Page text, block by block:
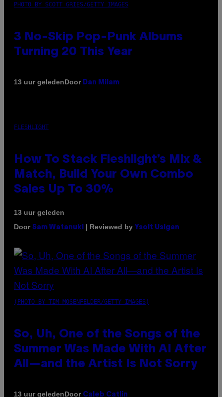
PHOTO BY SCOTT GRIES/GETTY IMAGES
3 No-Skip Pop-Punk Albums
Turning 20 This Year
13 uur geledenDoor Dan Milam
FLESHLIGHT
How To Stack Fleshlight’s Mix &
Match, Build Your Own Combo
Sales Up To 30%
13 uur geleden
Door Sam Watanuki | Reviewed by Ysolt Usigan
(PHOTO BY TIM MOSENFELDER/GETTY IMAGES)
So, Uh, One of the Songs of the
Summer Was Made With AI After
All—and the Artist Is Not Sorry
13 uur geledenDoor Caleb Catlin